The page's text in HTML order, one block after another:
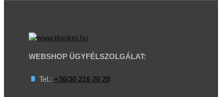
WEBSHOP ÜGYFÉLSZOLGÁLAT:
Tel.: +36/30 216 20 28